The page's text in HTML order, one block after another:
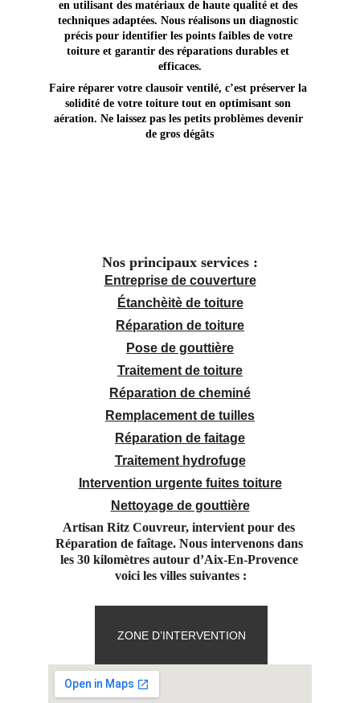
en utilisant des matériaux de haute qualité et des
techniques adaptées. Nous réalisons un diagnostic
précis pour identifier les points faibles de votre
toiture et garantir des réparations durables et
efficaces.
Faire réparer votre clausoir ventilé, c’est préserver la
solidité de votre toiture tout en optimisant son
aération. Ne laissez pas les petits problèmes devenir
de gros dégâts
Nos principaux services :
Entreprise de couverture
Étanchèitè de toiture
Réparation de toiture
Pose de gouttière
Traitement de toiture
Réparation de cheminé
Remplacement de tuilles
Réparation de faitage
Traitement hydrofuge
Intervention urgente fuites toiture
Nettoyage de gouttière
Artisan Ritz Couvreur, intervient pour des
Réparation de faîtage. Nous intervenons dans
les 30 kilomètres autour d’Aix-En-Provence
voici les villes suivantes :
ZONE D’INTERVENTION